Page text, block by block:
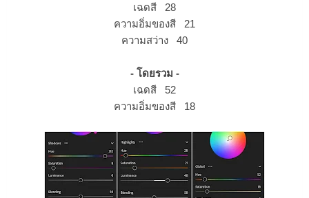
เฉดสี 28
ความอิ่มของสี 21
ความสว่าง 40
- โดยรวม -
เฉดสี 52
ความอิ่มของสี 18